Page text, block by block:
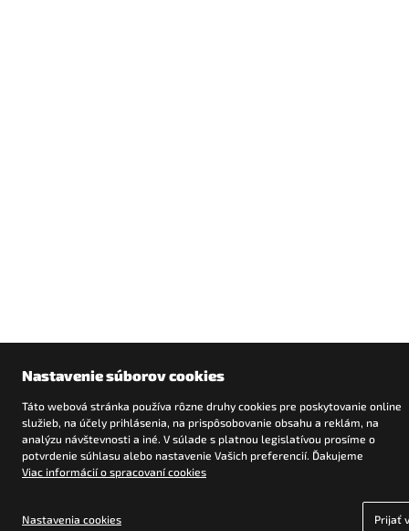
Nastavenie súborov cookies
Táto webová stránka používa rôzne druhy cookies pre poskytovanie online
služieb, na účely prihlásenia, na prispôsobovanie obsahu a reklám, na
analýzu návštevnosti a iné. V súlade s platnou legislatívou prosíme o
potvrdenie súhlasu alebo nastavenie Vašich preferencií. Ďakujeme
Viac informácií o spracovaní cookies
Nastavenia cookies Prijať